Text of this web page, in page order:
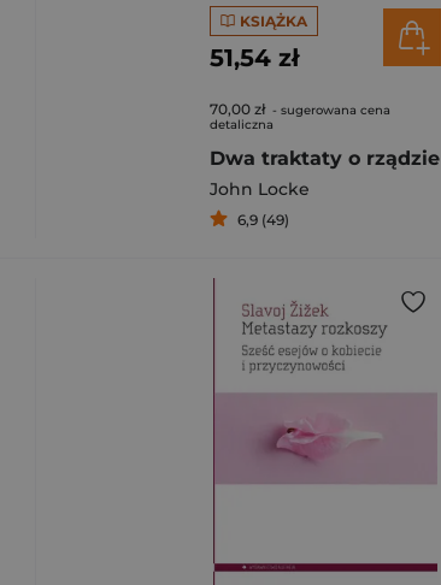
KSIĄŻKA
51,54 zł
70,00 zł - sugerowana cena
detaliczna
Dwa traktaty o rządzie
John Locke
6,9 (49)